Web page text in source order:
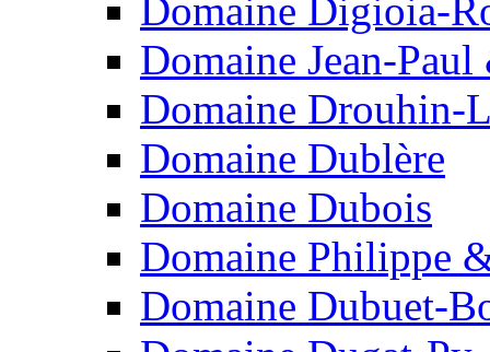
Domaine Digioia-
Domaine Jean-
Domaine Drouhin-
Domaine Dublère
Domaine Dubois
Domaine Philippe
Domaine Dubuet-